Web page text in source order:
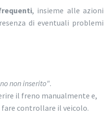
, insieme alle azioni
di eventuali problemi
non inserito".
il freno manualmente e,
controllare il veicolo.